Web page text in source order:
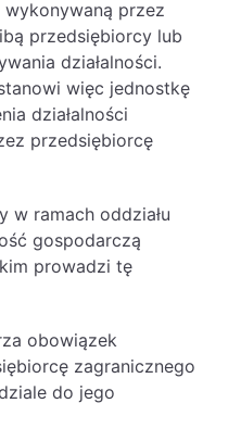
wykonywaną przez
przedsiębiorcy lub
działalności.
więc jednostkę
działalności
przedsiębiorcę
w ramach oddziału
gospodarczą
prowadzi tę
obowiązek
zagranicznego
do jego